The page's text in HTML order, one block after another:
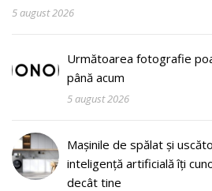
5 august 2026
Următoarea fotografie
până acum
5 august 2026
Mașinile de spălat și
inteligență artificială îți
decât tine